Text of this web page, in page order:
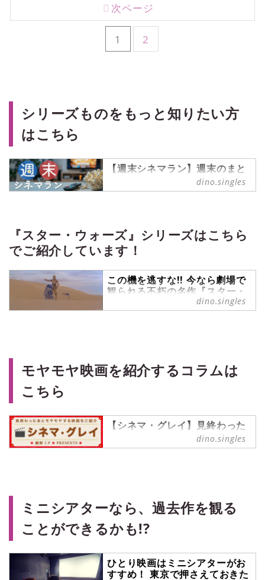
1 2
次ページ
シリーズものをもっと知りたい方
はこちら
【週末シネマラン】週末のまと
まった時間を使って一気見した
い、シリーズものの映画やドラ
『singles』は、“おひとりさま“に焦
点を当てた情報サイトです。パート
ナーの有無に関わらず、自分らしい
フスタイルを紹介します。
dino.singles
『スター・ウォーズ』シリーズはこちら
でご紹介しています！
この機を逃すな!! 今なら劇場で
観られる不朽の名作『スター・
ウォーズ』シリーズ【週末シネ
マラン #27】 - singles （シン
見（＝マラソン）したい、シリーズ
ものや関連する映像作品をご紹介す
きる映画・ドラマ・アニメの中か
ら、singles編集部メンバーが各々
おすすめをピックアップ！ 今回は、
ます。
dino.singles
モヤモヤ映画を紹介するコラムは
こちら
【シネマ・グレイ】見終わった
あとモヤモヤする映画を紹介
中！
っとする映画を、独断と偏見で楽し
くツッコミながら紹介しています。
dino.singles
ミニシアターなら、過去作を観る
ことができるかも!?
ひとり映画はミニシアターがお
すすめ！ 東京で押さえておきた